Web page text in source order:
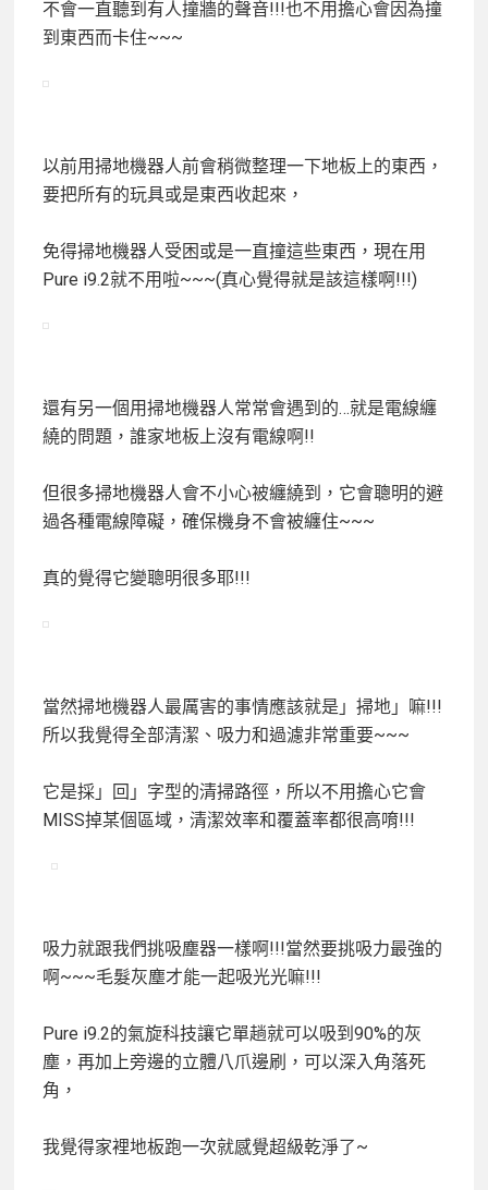
不會一直聽到有人撞牆的聲音!!!也不用擔心會因為撞
到東西而卡住~~~
以前用掃地機器人前會稍微整理一下地板上的東西，
要把所有的玩具或是東西收起來，
免得掃地機器人受困或是一直撞這些東西，現在用
Pure i9.2就不用啦~~~(真心覺得就是該這樣啊!!!)
還有另一個用掃地機器人常常會遇到的…就是電線纏
繞的問題，誰家地板上沒有電線啊!!
但很多掃地機器人會不小心被纏繞到，它會聰明的避
過各種電線障礙，確保機身不會被纏住~~~
真的覺得它變聰明很多耶!!!
當然掃地機器人最厲害的事情應該就是」掃地」嘛!!!
所以我覺得全部清潔、吸力和過濾非常重要~~~
它是採」回」字型的清掃路徑，所以不用擔心它會
MISS掉某個區域，清潔效率和覆蓋率都很高唷!!!
吸力就跟我們挑吸塵器一樣啊!!!當然要挑吸力最強的
啊~~~毛髮灰塵才能一起吸光光嘛!!!
Pure i9.2的氣旋科技讓它單趟就可以吸到90%的灰
塵， 再加上旁邊的立體八爪邊刷，可以深入角落死
角，
我覺得家裡地板跑一次就感覺超級乾淨了~